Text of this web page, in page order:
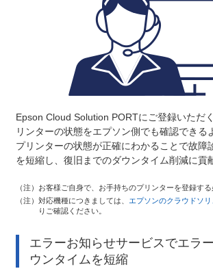
Epson Cloud Solution PORTにご登録いただ
リンターの状態をエプソン側でも確認できる
プリンターの状態が正確にわかることで故障
を短縮し、復旧までのダウンタイム削減に貢
（注） お客様ご自身で、お手持ちのプリンターを登録する
（注） 対応機種につきましては、 エプソンのクラウドソ
りご確認ください。
エラーお知らせサービスでエラ
ウンタイムを短縮